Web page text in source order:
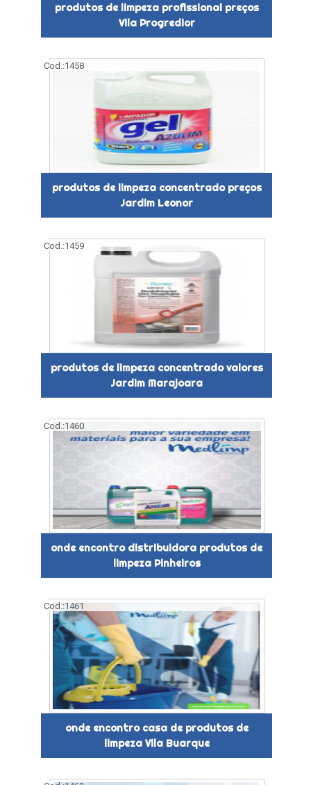
produtos de limpeza profissional preços
Vila Progredior
Cod.:1458
produtos de limpeza concentrado preços
Jardim Leonor
Cod.:1459
produtos de limpeza concentrado valores
Jardim Marajoara
Cod.:1460
onde encontro distribuidora produtos de
limpeza Pinheiros
Cod.:1461
onde encontro casa de produtos de
limpeza Vila Buarque